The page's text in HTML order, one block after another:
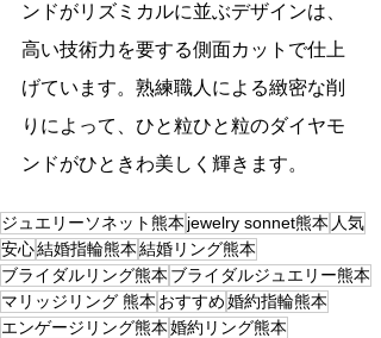
ンドがリズミカルに並ぶデザインは、
高い技術力を要する側面カットで仕上
げています。熟練職人による緻密な削
りによって、ひと粒ひと粒のダイヤモ
ンドがひときわ美しく輝きます。
ジュエリーソネット熊本 jewelry sonnet熊本 人気
安心結婚指輪熊本結婚リング熊本
ブライダルリング熊本 ブライダルジュエリー熊本
マリッジリング 熊本 おすすめ婚約指輪熊本
エンゲージリング熊本婚約リング熊本